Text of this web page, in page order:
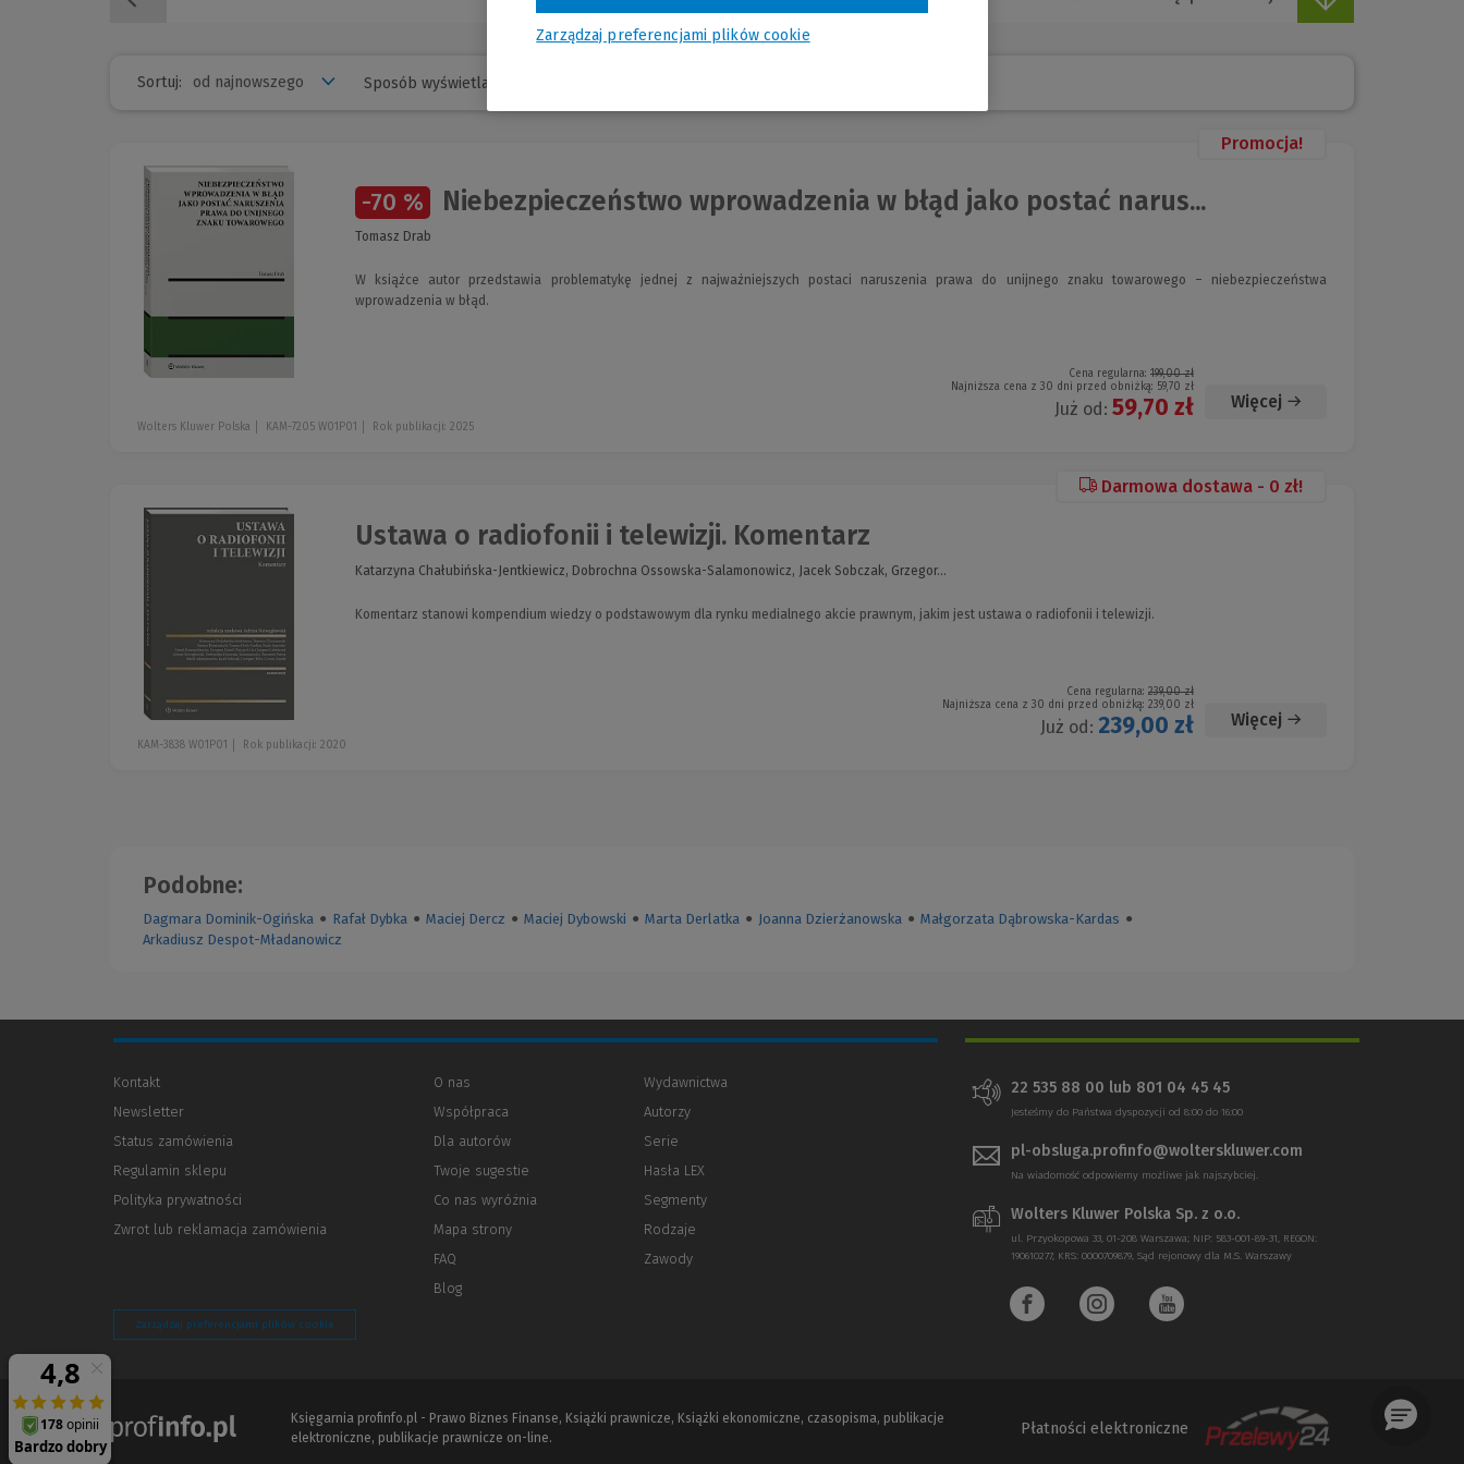
Sortuj: Sposób wyświetlania
Promocja!
-70 % Niebezpieczeństwo wprowadzenia w błąd jako postać narus...
Tomasz Drab
W książce autor przedstawia problematykę jednej z najważniejszych postaci naruszenia prawa do unijnego znaku towarowego – niebezpieczeństwa
wprowadzenia w błąd.
Cena regularna: 199,00 zł
Najniższa cena z 30 dni przed obniżką: 59,70 zł
Już od: 59,70 zł Więcej
Wolters Kluwer Polska KAM-7205 W01P01 Rok publikacji: 2025
Darmowa dostawa - 0 zł!
Ustawa o radiofonii i telewizji. Komentarz
Katarzyna Chałubińska-Jentkiewicz, Dobrochna Ossowska-Salamonowicz, Jacek Sobczak, Grzegor...
Komentarz stanowi kompendium wiedzy o podstawowym dla rynku medialnego akcie prawnym, jakim jest ustawa o radiofonii i telewizji.
Cena regularna: 239,00 zł
Najniższa cena z 30 dni przed obniżką: 239,00 zł
Już od: 239,00 zł Więcej
KAM-3838 W01P01 Rok publikacji: 2020
Podobne:
Dagmara Dominik-Ogińska ● Rafał Dybka ● Maciej Dercz ● Maciej Dybowski ● Marta Derlatka ● Joanna Dzierżanowska ● Małgorzata Dąbrowska-Kardas ●
Arkadiusz Despot-Mładanowicz
Kontakt
Newsletter
Status zamówienia
Regulamin sklepu
Polityka prywatności
innej
Zwrot lub reklamacja zamówienia
O nas
Współpraca
Dla autorów
innej
strony)
Twoje sugestie
Co nas wyróżnia
Mapa strony
FAQ
Blog
Wydawnictwa
Autorzy
Serie
Hasła LEX
Segmenty
Rodzaje
Zawody
Zarządzaj preferencjami plików cookie
22 535 88 00 lub 801 04 45 45
Jesteśmy do Państwa dyspozycji od 8:00 do 16:00
pl-obsluga.profinfo@wolterskluwer.com
Na wiadomość odpowiemy możliwe jak najszybciej.
Wolters Kluwer Polska Sp. z o.o.
ul. Przyokopowa 33, 01-208 Warszawa; NIP: 583-001-89-31, REGON:
190610277, KRS: 0000709879, Sąd rejonowy dla M.S. Warszawy
Księgarnia profinfo.pl - Prawo Biznes Finanse, Książki prawnicze, Książki ekonomiczne, czasopisma, publikacje
elektroniczne, publikacje prawnicze on-line.
Płatności elektroniczne
(Nowe
(Link
Zarządzaj preferencjami plików cookie